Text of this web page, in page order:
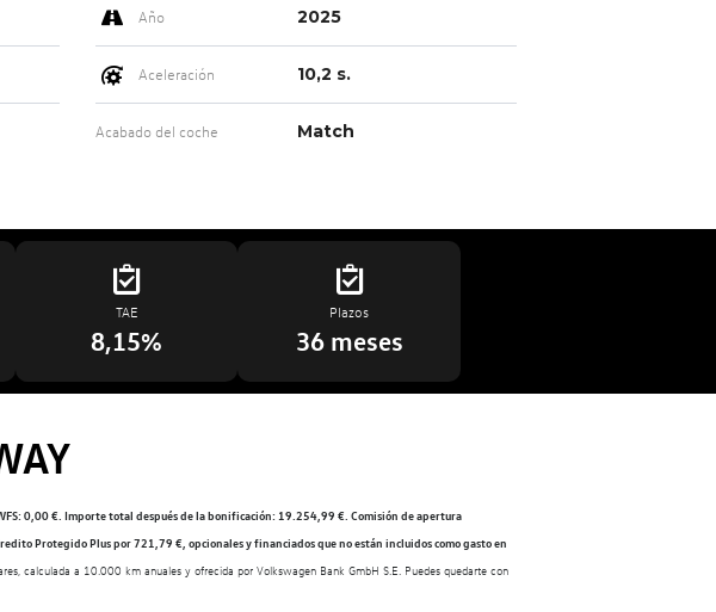
Año 2025
Aceleración 10,2 s.
Acabado del coche Match
TAE
8,15%
Plazos
36 meses
0,00 €. Importe total después de la bonificación: 19.254,99 €. Comisión de apertura
Protegido Plus por 721,79 €, opcionales y financiados que no están incluidos como gasto en
calculada a 10.000 km anuales y ofrecida por Volkswagen Bank GmbH S.E. Puedes quedarte con